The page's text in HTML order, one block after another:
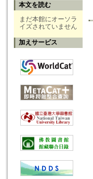
本文を読む
まだ本館にオーソラ
イズされていません
加えサービス